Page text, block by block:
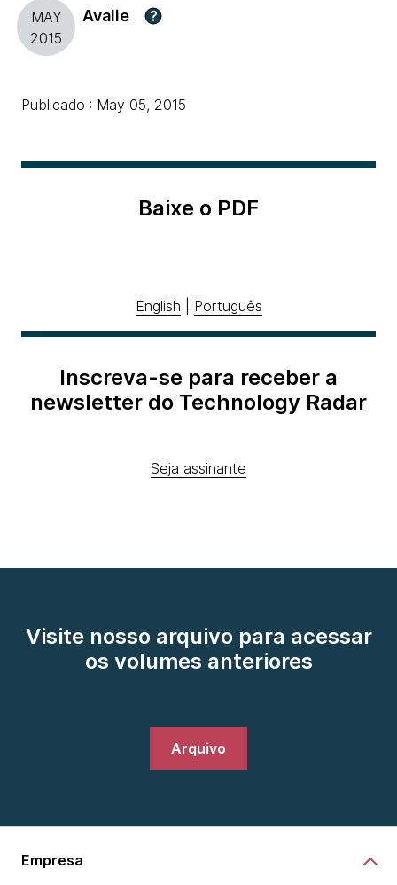
MAY
2015
Avalie ?
Publicado : May 05, 2015
Baixe o PDF
English Português
Inscreva-se para receber a
newsletter do Technology Radar
Seja assinante
Visite nosso arquivo para acessar
os volumes anteriores
Arquivo
Empresa